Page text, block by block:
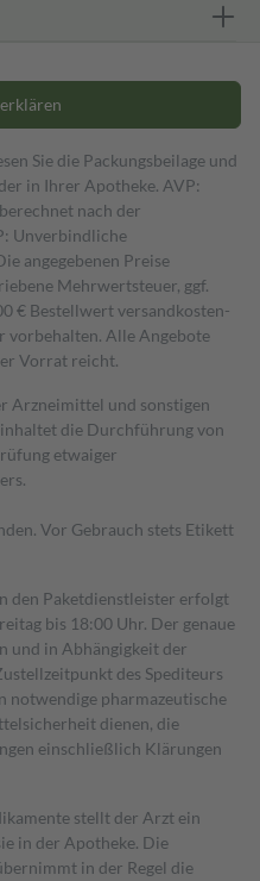
Sie die Packungsbeilage und
in Ihrer Apotheke. AVP:
nach der
Unverbindliche
angegebenen Preise
Mehrwertsteuer, ggf.
€ Bestell­wert versand­kosten­
vorbehalten. Alle Angebote
Vorrat reicht.
Arzneimittel und sonstigen
die Durchführung von
etwaiger
Vor Gebrauch stets Etikett
den Paketdienstleister erfolgt
bis 18:00 Uhr. Der genaue
und in Abhängigkeit der
des Spediteurs
notwendige pharmazeutische
dienen, die
einschließlich Klärungen
stellt der Arzt ein
in der Apotheke. Die
in der Regel die